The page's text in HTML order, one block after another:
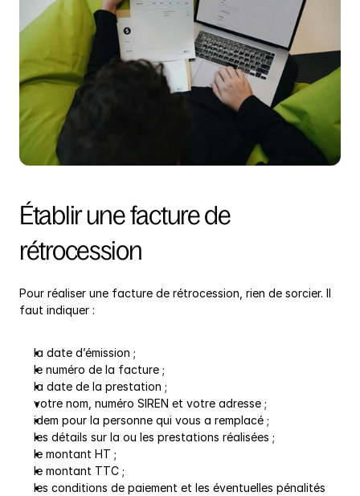
Établir une facture de
rétrocession
Pour réaliser une facture de rétrocession, rien de sorcier. Il
faut indiquer :
la date d’émission ;
le numéro de la facture ;
la date de la prestation ;
votre nom, numéro SIREN et votre adresse ;
idem pour la personne qui vous a remplacé ;
les détails sur la ou les prestations réalisées ;
le montant HT ;
le montant TTC ;
les conditions de paiement et les éventuelles pénalités